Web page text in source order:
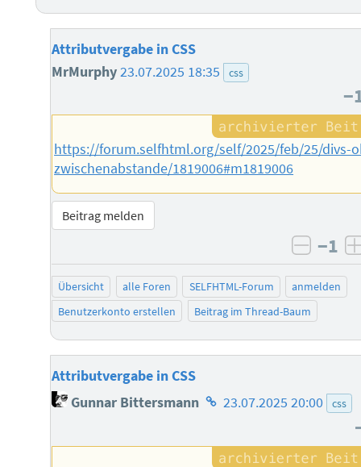
Attributvergabe in CSS
MrMurphy23.07.2025 18:35 css
https://forum.selfhtml.org/self/2025/feb/25/divs-
zwischenabstande/1819006#m1819006
Beitrag melden
−1
Übersicht alle Foren SELFHTML-Forum
anmelden
Benutzerkonto erstellen
Beitrag im Thread-Baum
Attributvergabe in CSS
Gunnar Bittersmann Homepage
Autors
23.07.2025 20:00 css